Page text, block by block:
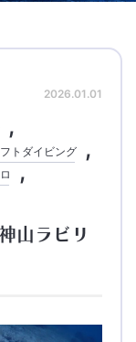
フトダイビング
2026.01.01
山ラビリ